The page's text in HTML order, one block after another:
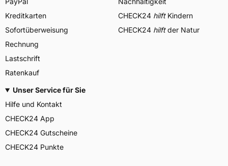
Kreditkarten
Sofortüberweisung
Rechnung
Lastschrift
Ratenkauf
CHECK24 hilftKindern
CHECK24 hilftder Natur
Unser Service für Sie
Hilfe und Kontakt
CHECK24 App
CHECK24 Gutscheine
CHECK24 Punkte